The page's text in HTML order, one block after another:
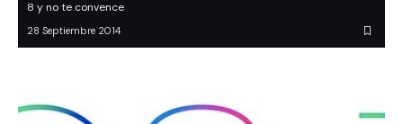
8 y no te convence
28 Septiembre 2014